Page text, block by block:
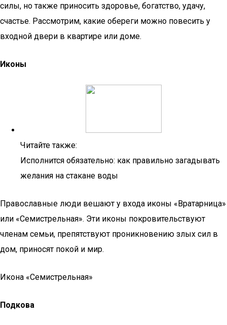
силы, но также приносить здоровье, богатство, удачу,
счастье. Рассмотрим, какие обереги можно повесить у
входной двери в квартире или доме.
Иконы
Читайте также:
Исполнится обязательно: как правильно загадывать
желания на стакане воды
Православные люди вешают у входа иконы «Вратарница»
или «Семистрельная». Эти иконы покровительствуют
членам семьи, препятствуют проникновению злых сил в
дом, приносят покой и мир.
Икона «Семистрельная»
Подкова